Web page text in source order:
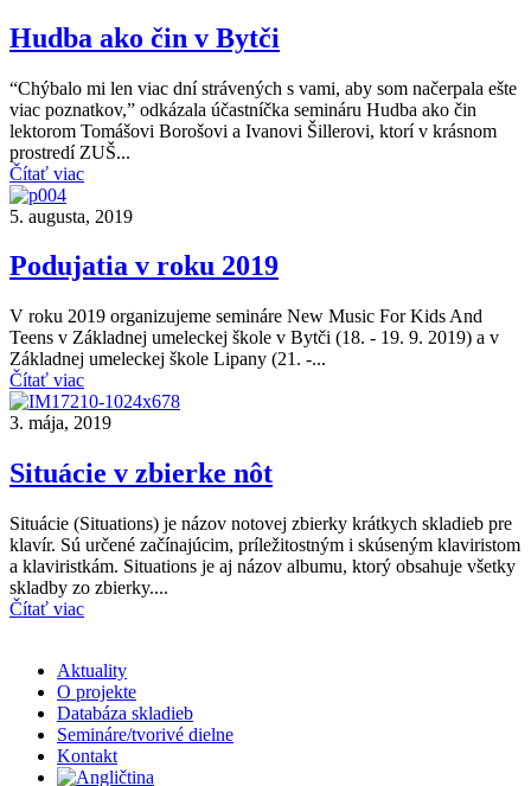
Hudba ako čin v Bytči
“Chýbalo mi len viac dní strávených s vami, aby som načerpala ešte
viac poznatkov,” odkázala účastníčka semináru Hudba ako čin
lektorom Tomášovi Borošovi a Ivanovi Šillerovi, ktorí v krásnom
prostredí ZUŠ...
Čítať viac
5. augusta, 2019
Podujatia v roku 2019
V roku 2019 organizujeme semináre New Music For Kids And
Teens v Základnej umeleckej škole v Bytči (18. - 19. 9. 2019) a v
Základnej umeleckej škole Lipany (21. -...
Čítať viac
3. mája, 2019
Situácie v zbierke nôt
Situácie (Situations) je názov notovej zbierky krátkych skladieb pre
klavír. Sú určené začínajúcim, príležitostným i skúseným klaviristom
a klaviristkám. Situations je aj názov albumu, ktorý obsahuje všetky
skladby zo zbierky....
Čítať viac
Aktuality
O projekte
Databáza skladieb
Semináre/tvorivé dielne
Kontakt